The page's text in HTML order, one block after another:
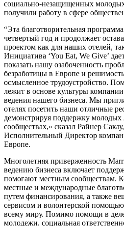
социально-незащищенных
получили работу в сфере
“Эта благотворительная
четвертый год и продолжает
проектом как для наших отелей,
Инициатива ‘You Eat, We Give’
показать нашу озабоченность
безработицы в Европе и
осмысленное трудоустройство.
лежит в основе культуры
ведения нашего бизнеса. Мы
отелях посетить наши отличные
демонстрируя поддержку
сообществах,» сказал Райнер
Исполнительный Директор
Европе.
Многолетняя приверженность
ведению бизнеса включает
помогают местным сообществам.
местные и международные
путем финансирования, а также
сервисом и волонтерской
всему миру. Помимо помощи в деле
молодежи, социальная